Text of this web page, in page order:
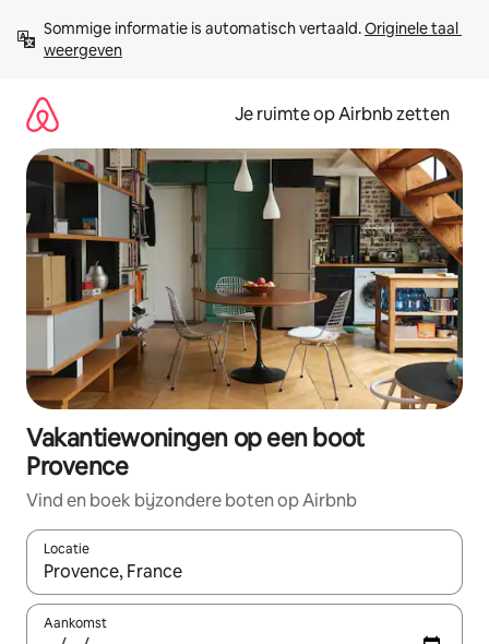
direct
naar
Sommige informatie is automatisch vertaald. Originele taal
weergeven
Je ruimte op Airbnb zetten
Vakantiewoningen op een boot
Provence
Vind en boek bijzondere boten op Airbnb
Locatie
Wanneer er suggesties beschikbaar zijn, maak je een keuze
Aankomst